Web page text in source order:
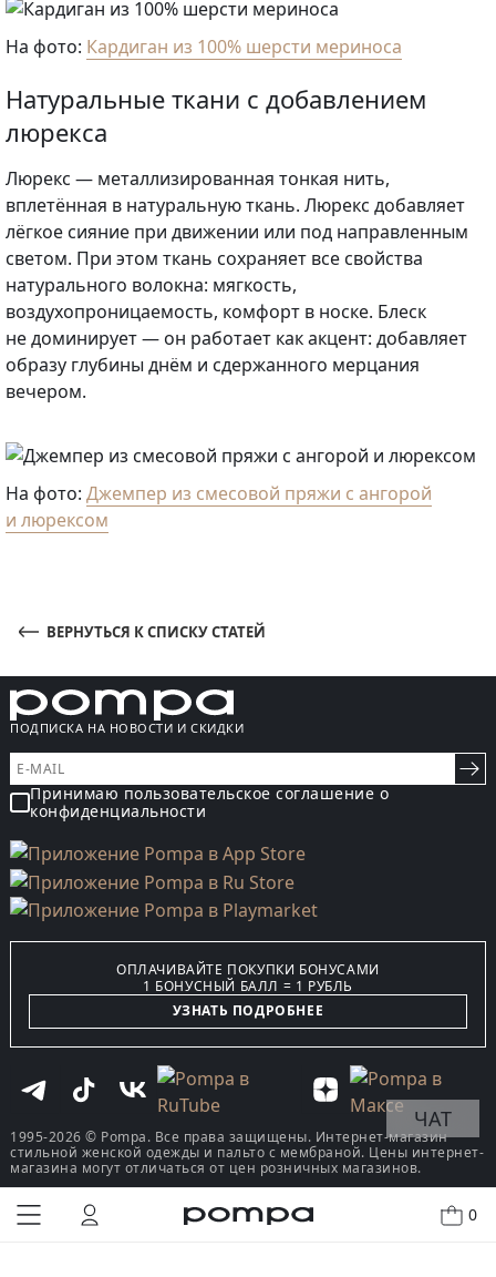
0
На фото: Кардиган из 100% шерсти мериноса
Натуральные ткани с добавлением
люрекса
Люрекс — металлизированная тонкая нить,
вплетённая в натуральную ткань. Люрекс добавляет
лёгкое сияние при движении или под направленным
светом. При этом ткань сохраняет все свойства
натурального волокна: мягкость,
воздухопроницаемость, комфорт в носке. Блеск
не доминирует — он работает как акцент: добавляет
образу глубины днём и сдержанного мерцания
вечером.
На фото: Джемпер из смесовой пряжи с ангорой
и люрексом
ВЕРНУТЬСЯ К СПИСКУ СТАТЕЙ
ПОДПИСКА НА НОВОСТИ И СКИДКИ
Принимаю пользовательское соглашение о
конфиденциальности
ОПЛАЧИВАЙТЕ ПОКУПКИ БОНУСАМИ
1 БОНУСНЫЙ БАЛЛ = 1 РУБЛЬ
УЗНАТЬ ПОДРОБНЕЕ
1995-2026 © Pompa. Все права защищены. Интернет-магазин
стильной женской одежды и пальто с мембраной. Цены интернет-
магазина могут отличаться от цен розничных магазинов.
ЧАТ